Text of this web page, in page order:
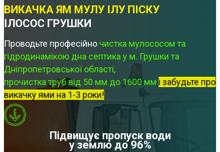
ВИКАЧКА ЯМ МУЛУ ІЛУ ПІСКУ
ІЛОСОС ГРУШКИ
Проводьте професійно чистка мулососом та
гідродинамікою дна септика у м. Грушки та
Дніпропетровської області,
прочистка труб від 50 мм до 1600 мм і забудьте про
викачку ями на 1-3 роки!
Підвищує пропуск води
у землю до 96%